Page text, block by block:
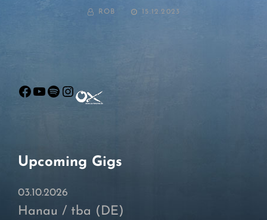
BY ROB
POSTED
15.12.2023
Facebook
YouTube
Spotify
Instagram
Upcoming Gigs
03.10.2026
Hanau / tba (DE)